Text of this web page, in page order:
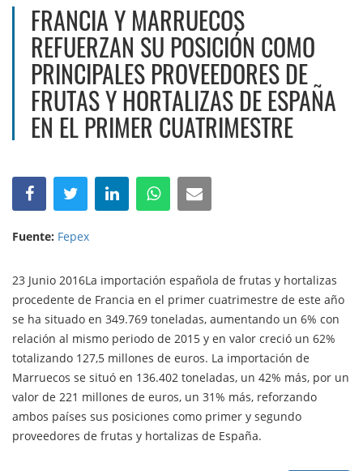
FRANCIA Y MARRUECOS
REFUERZAN SU POSICIÓN COMO
PRINCIPALES PROVEEDORES DE
FRUTAS Y HORTALIZAS DE ESPAÑA
EN EL PRIMER CUATRIMESTRE
Fuente: Fepex
23 Junio 2016La importación española de frutas y hortalizas
procedente de Francia en el primer cuatrimestre de este año
se ha situado en 349.769 toneladas, aumentando un 6% con
relación al mismo periodo de 2015 y en valor creció un 62%
totalizando 127,5 millones de euros. La importación de
Marruecos se situó en 136.402 toneladas, un 42% más, por un
valor de 221 millones de euros, un 31% más, reforzando
ambos países sus posiciones como primer y segundo
proveedores de frutas y hortalizas de España.